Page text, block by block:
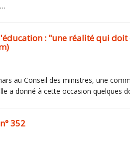
: "une réalité qui doit
au Conseil des ministres, une
a donné à cette occasion quelques
352